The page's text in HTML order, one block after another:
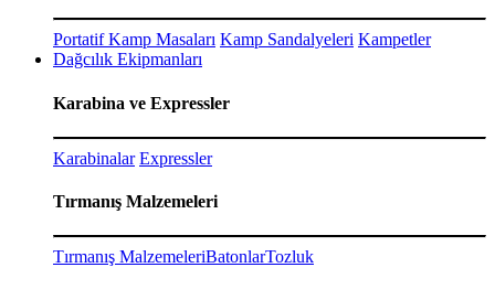
Portatif Kamp Masaları Kamp Sandalyeleri Kampetler
Dağcılık Ekipmanları
Karabina ve Expressler
Karabinalar Expressler
Tırmanış Malzemeleri
Tırmanış MalzemeleriBatonlarTozluk